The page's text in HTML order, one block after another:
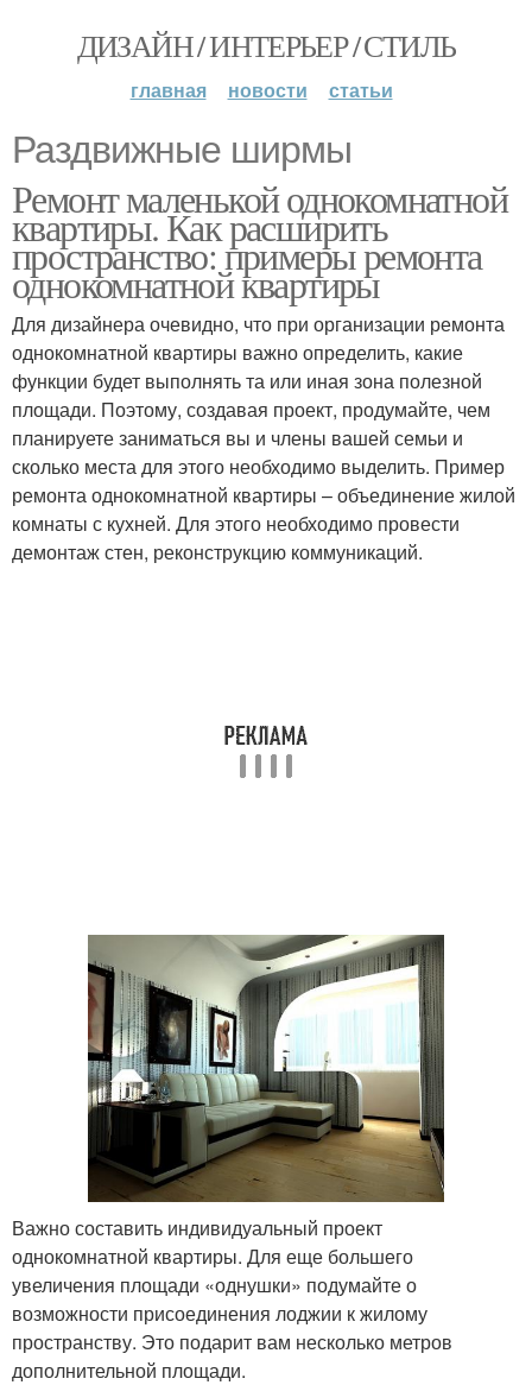
ДИЗАЙН / ИНТЕРЬЕР / СТИЛЬ
главная новости статьи
Раздвижные ширмы
Ремонт маленькой однокомнатной
квартиры. Как расширить
пространство: примеры ремонта
однокомнатной квартиры
Для дизайнера очевидно, что при организации ремонта
однокомнатной квартиры важно определить, какие
функции будет выполнять та или иная зона полезной
площади. Поэтому, создавая проект, продумайте, чем
планируете заниматься вы и члены вашей семьи и
сколько места для этого необходимо выделить. Пример
ремонта однокомнатной квартиры – объединение жилой
комнаты с кухней. Для этого необходимо провести
демонтаж стен, реконструкцию коммуникаций.
Важно составить индивидуальный проект
однокомнатной квартиры. Для еще большего
увеличения площади «однушки» подумайте о
возможности присоединения лоджии к жилому
пространству. Это подарит вам несколько метров
дополнительной площади.